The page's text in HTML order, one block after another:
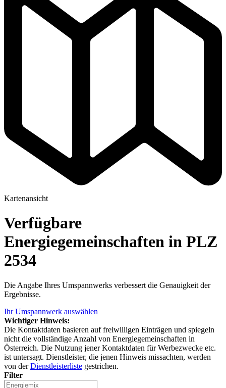
Kartenansicht
Verfügbare
Energiegemeinschaften in PLZ
2534
Die Angabe Ihres Umspannwerks verbessert die Genauigkeit der
Ergebnisse.
Ihr Umspannwerk auswählen
Wichtiger Hinweis:
Die Kontaktdaten basieren auf freiwilligen Einträgen und spiegeln
nicht die vollständige Anzahl von Energiegemeinschaften in
Österreich. Die Nutzung jener Kontaktdaten für Werbezwecke etc.
ist untersagt. Dienstleister, die jenen Hinweis missachten, werden
von derDienstleisterliste gestrichen.
Filter